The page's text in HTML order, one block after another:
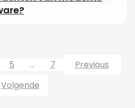
Previous
5 …
7
Volgende